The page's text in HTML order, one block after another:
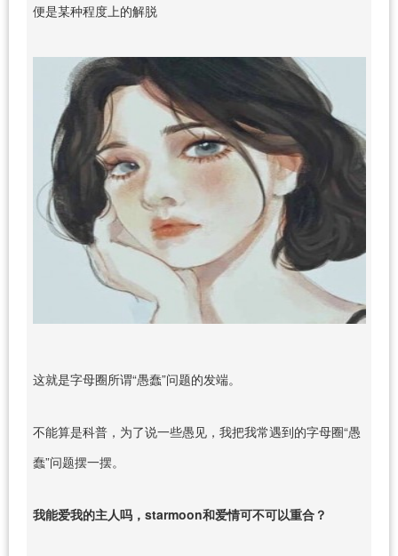
便是某种程度上的解脱
这就是字母圈所谓“愚蠢”问题的发端。
不能算是科普，为了说一些愚见，我把我常遇到的字母圈“愚
蠢”问题摆一摆。
我能爱我的主人吗，starmoon和爱情可不可以重合？